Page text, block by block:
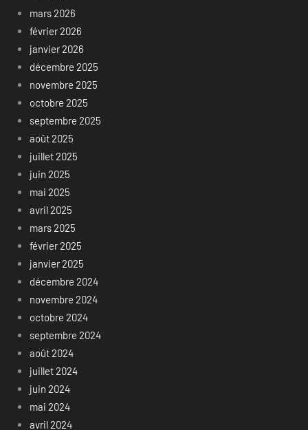
mars 2026
février 2026
janvier 2026
décembre 2025
novembre 2025
octobre 2025
septembre 2025
août 2025
juillet 2025
juin 2025
mai 2025
avril 2025
mars 2025
février 2025
janvier 2025
décembre 2024
novembre 2024
octobre 2024
septembre 2024
août 2024
juillet 2024
juin 2024
mai 2024
avril 2024